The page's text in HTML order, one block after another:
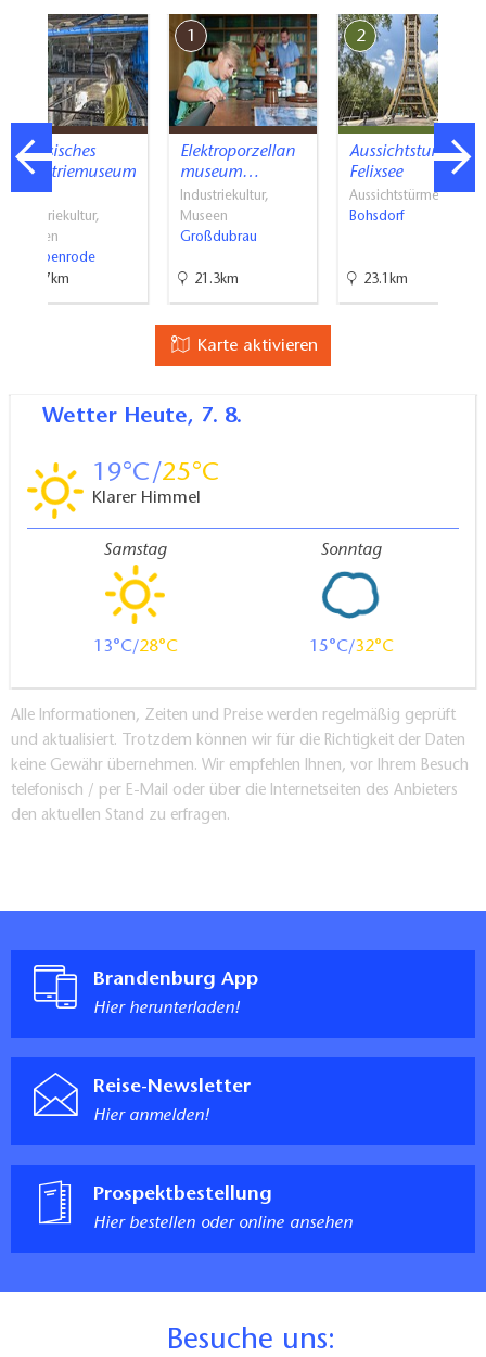
Sächsisches
Industriemuseum
…
Industriekultur,
Museen
Knappenrode
27.7km
1
Elektroporzellan
museum…
Industriekultur,
Museen
Großdubrau
21.3km
2
Aussichtsturm
Felixsee
Aussichtstürme
Bohsdorf
23.1km
Karte aktivieren
Wetter Heute, 7. 8.
19 25
Klarer Himmel
Samstag
13 28
Sonntag
15 32
Alle Informationen, Zeiten und Preise werden regelmäßig geprüft
und aktualisiert. Trotzdem können wir für die Richtigkeit der Daten
keine Gewähr übernehmen. Wir empfehlen Ihnen, vor Ihrem Besuch
telefonisch / per E-Mail oder über die Internetseiten des Anbieters
den aktuellen Stand zu erfragen.
Brandenburg App
Hier herunterladen!
Reise-Newsletter
Hier anmelden!
Prospektbestellung
Hier bestellen oder online ansehen
Besuche uns: